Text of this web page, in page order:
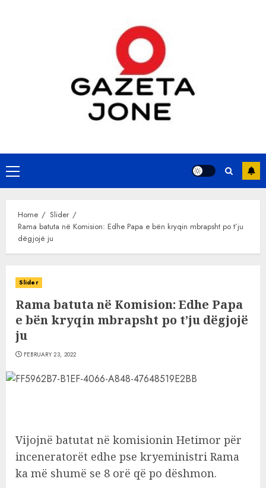
Primary
Menu
Home
Slider
Rama batuta në Komision: Edhe Papa e bën kryqin mbrapsht po t’ju
dëgjojë ju
Slider
Rama batuta në Komision: Edhe Papa
e bën kryqin mbrapsht po t’ju dëgjojë
ju
FEBRUARY 23, 2022
Vijojnë batutat në komisionin Hetimor për
inceneratorët edhe pse kryeministri Rama
ka më shumë se 8 orë që po dëshmon.